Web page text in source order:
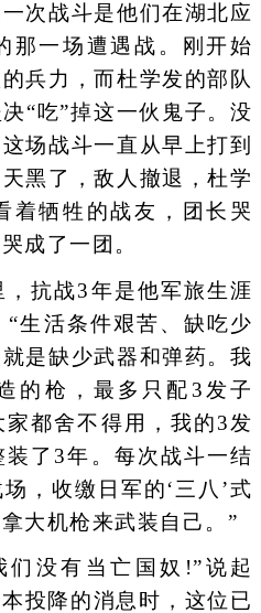
战斗是他们在湖北应
那一场遭遇战。刚开始
兵力，而杜学发的部队
“吃”掉这一伙鬼子。没
场战斗一直从早上打到
黑了，敌人撤退，杜学
着牺牲的战友，团长哭
成了一团。
抗战3年是他军旅生涯
生活条件艰苦、缺吃少
是缺少武器和弹药。我
的枪，最多只配3发子
都舍不得用，我的3发
了3年。每次战斗一结
，收缴日军的‘三八’式
大机枪来武装自己。”
没有当亡国奴!”说起
投降的消息时，这位已